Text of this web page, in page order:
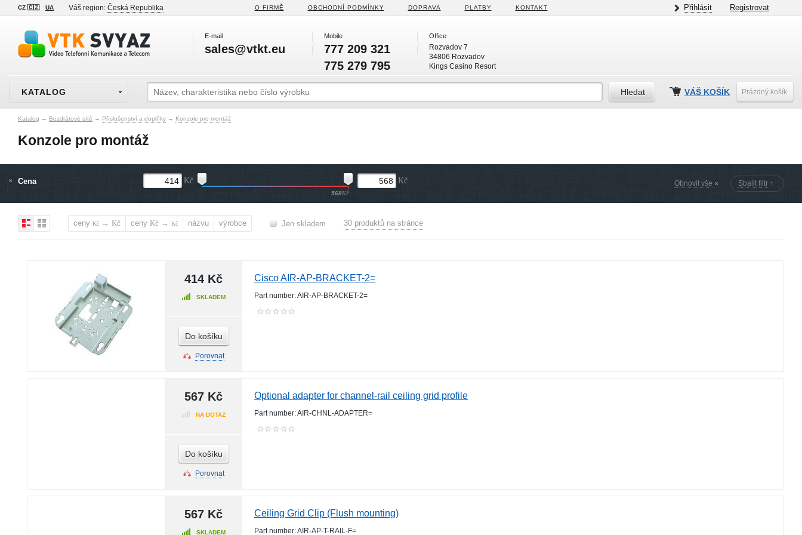
CZ 🇨🇿 UA Váš region: Česká Republika O FIRMĚ OBCHODNÍ PODMÍNKY DOPRAVA PLATBY KONTAKT Přihlásit Registrovat
E-mail
sales@vtkt.eu
Mobile
777 209 321
775 279 795
Office
Rozvadov 7
34806 Rozvadov
Kings Casino Resort
KATALOG VÁŠ KOŠÍK Prázdný košík
Katalog → Bezdrátové sítě → Příslušenství a doplňky → Konzole pro montáž
Konzole pro montáž
Obnovit vše Sbalit filtr ↑
Cena Kč
568Kč
Kč
ceny Kč → Kč ceny Kč → Kč názvu výrobce Jen skladem 30 produktů na stránce
414 Kč
SKLADEM
Do košíku
Porovnat
Cisco AIR-AP-BRACKET-2=
Part number: AIR-AP-BRACKET-2=
567 Kč
NA DOTAZ
Do košíku
Porovnat
Optional adapter for channel-rail ceiling grid profile
Part number: AIR-CHNL-ADAPTER=
567 Kč
SKLADEM
Ceiling Grid Clip (Flush mounting)
Part number: AIR-AP-T-RAIL-F=